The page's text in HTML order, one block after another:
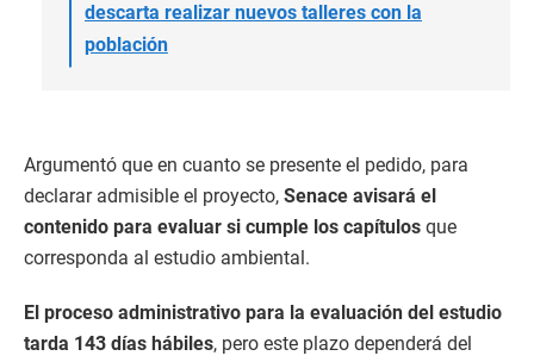
descarta realizar nuevos talleres con la
población
Argumentó que en cuanto se presente el pedido, para
declarar admisible el proyecto, Senace avisará el
contenido para evaluar si cumple los capítulos que
corresponda al estudio ambiental.
El proceso administrativo para la evaluación del estudio
tarda 143 días hábiles, pero este plazo dependerá del